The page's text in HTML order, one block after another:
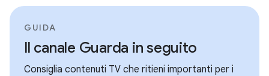
GUIDA
Il canale Guarda in seguito
Consiglia contenuti TV che ritieni importanti per i